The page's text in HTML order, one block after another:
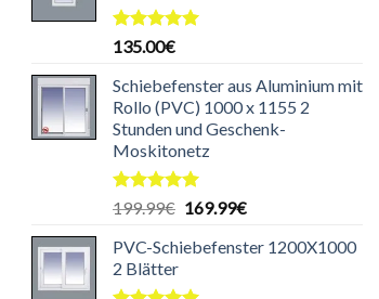
Bewertet
von 5
135.00€
Schiebefenster aus Aluminium mit
Rollo (PVC) 1000 x 1155 2
Stunden und Geschenk-
Moskitonetz
Bewertet
von 5
199.99€ Ursprünglicher
war:
169.99€Aktueller
ist:
PVC-Schiebefenster 1200X1000
2 Blätter